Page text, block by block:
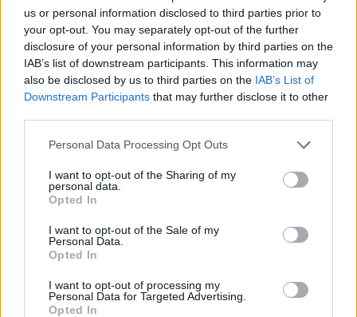
us or personal information disclosed to third parties prior to
your opt-out. You may separately opt-out of the further
disclosure of your personal information by third parties on the
IAB’s list of downstream participants. This information may
also be disclosed by us to third parties on the IAB’s List of
Downstream Participants that may further disclose it to other
Personal Data Processing Opt Outs
I want to opt-out of the Sharing of my
personal data.
Opted In
I want to opt-out of the Sale of my
Personal Data.
Opted In
I want to opt-out of processing my
Personal Data for Targeted Advertising.
Opted In
Sllovakia përballet me
vapë ekstreme,
termometri arrin 42.2
gradë Celsius
Dy tramvaje përplasen në
Gjermani, rreth 25 të
plagosur, tre në gjendje
kritike
Trump favorizon JD
Vance si pasues të
mundshëm për zgjedhjet
presidenciale të vitit
2028, sipas “The
Washington Post
29 të plagosur nga sulmet
e Huthive me raketa dhe
Jemenit
të fundit